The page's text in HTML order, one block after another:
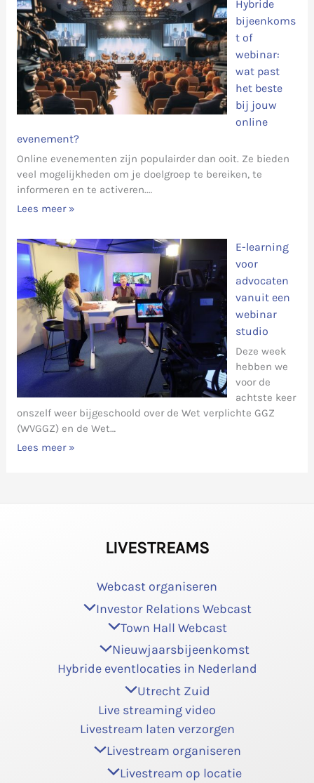
Hybride
bijeenkoms
t of
webinar:
wat past
het beste
bij jouw
online
evenement?
Online evenementen zijn populairder dan ooit. Ze bieden
veel mogelijkheden om je doelgroep te bereiken, te
informeren en te activeren.…
Lees meer »
E-learning
voor
advocaten
vanuit een
webinar
studio
Deze week
hebben we
voor de
achtste keer
onszelf weer bijgeschoold over de Wet verplichte GGZ
(WVGGZ) en de Wet…
Lees meer »
LIVESTREAMS
Webcast organiseren
Investor Relations Webcast
Town Hall Webcast
Nieuwjaarsbijeenkomst
Hybride eventlocaties in Nederland
Utrecht Zuid
Live streaming video
Livestream laten verzorgen
Livestream organiseren
Livestream op locatie